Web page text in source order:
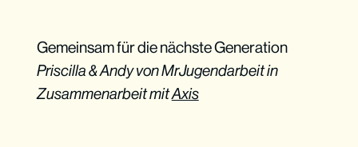
Gemeinsam für die nächste Generation
Priscilla & Andy von MrJugendarbeit in
Zusammenarbeit mitAxis